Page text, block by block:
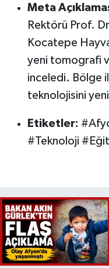
Meta
Rektörü Prof.
Kocatepe
yeni tomografi
inceledi. Bölge
teknolojisini
Etiketler:
#Teknoloji